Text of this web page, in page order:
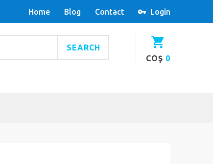
Login
Home Blog Contact
COŞ 0
SEARCH